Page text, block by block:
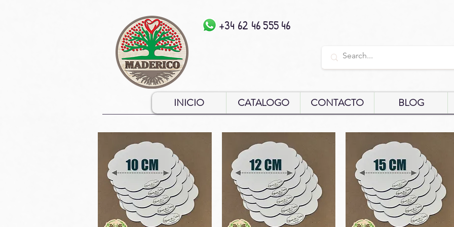
+34 62 46 555 46
INICIO CATALOGO CONTACTO BLOG